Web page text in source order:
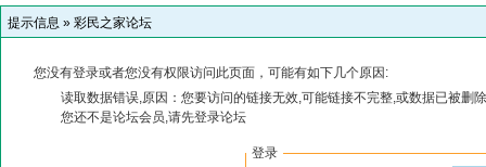
提示信息 » 彩民之家论坛
您没有登录或者您没有权限访问此页面，可能有如下几个原因:
读取数据错误,原因：您要访问的链接无效,可能链接不完整,或数据已被删
您还不是论坛会员,请先登录论坛
登录